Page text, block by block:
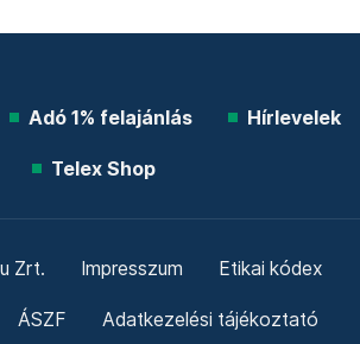
Adó 1% felajánlás Hírlevelek
Telex Shop
Zrt. Impresszum Etikai kódex
ÁSZF Adatkezelési tájékoztató